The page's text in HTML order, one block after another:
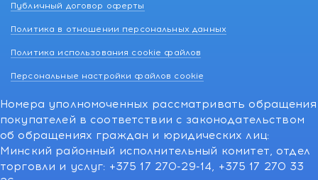
Публичный договор оферты
Политика в отношении персональных данных
Политика использования cookie файлов
Персональные настройки файлов cookie
Номера уполномоченных рассматривать обращения
покупателей в соответствии с законодательством
об обращениях граждан и юридических лиц:
Минский районный исполнительный комитет, отдел
торговли и услуг: +375 17 270-29-14, +375 17 270 33